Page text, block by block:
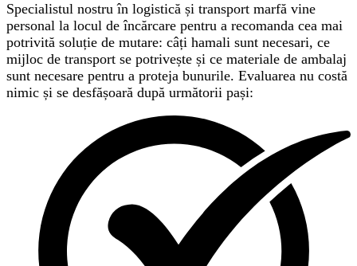
Specialistul nostru în logistică și transport marfă vine
personal la locul de încărcare pentru a recomanda cea mai
potrivită soluție de mutare: câți hamali sunt necesari, ce
mijloc de transport se potrivește și ce materiale de ambalaj
sunt necesare pentru a proteja bunurile. Evaluarea nu costă
nimic și se desfășoară după următorii pași: